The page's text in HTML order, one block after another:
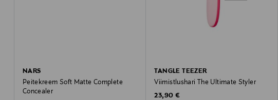
NARS
Peitekreem Soft Matte Complete
Concealer
TANGLE TEEZER
Viimistlushari The Ultimate Styler
Original Price
23,90 €